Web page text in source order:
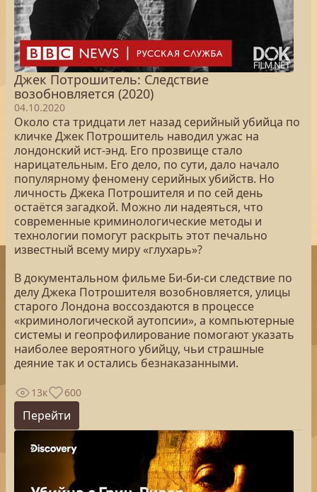
Джек Потрошитель: Следствие
возобновляется (2020)
04.10.2020
Около ста тридцати лет назад серийный убийца по
кличке Джек Потрошитель наводил ужас на
лондонский ист-энд. Его прозвище стало
нарицательным. Его дело, по сути, дало начало
популярному феномену серийных убийств. Но
личность Джека Потрошителя и по сей день
остаётся загадкой. Можно ли надеяться, что
современные криминологические методы и
технологии помогут раскрыть этот печально
известный всему миру «глухарь»?
В документальном фильме Би-би-си следствие по
делу Джека Потрошителя возобновляется, улицы
старого Лондона воссоздаются в процессе
«криминологической аутопсии», а компьютерные
системы и геопрофилирование помогают указать
наиболее вероятного убийцу, чьи страшные
деяние так и остались безнаказанными.
13к 600
Перейти